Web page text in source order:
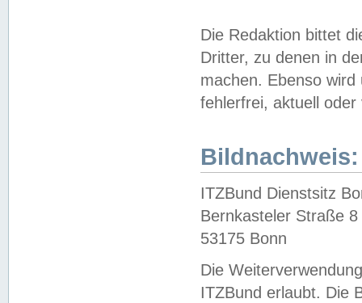
Die Redaktion bittet
Dritter, zu denen in
machen. Ebenso
fehlerfrei, aktuell oder
Bildnachweis:
ITZBund Dienstsitz
Bernkasteler Straße 8
53175 Bonn
Die
ITZBund erlaubt. Die